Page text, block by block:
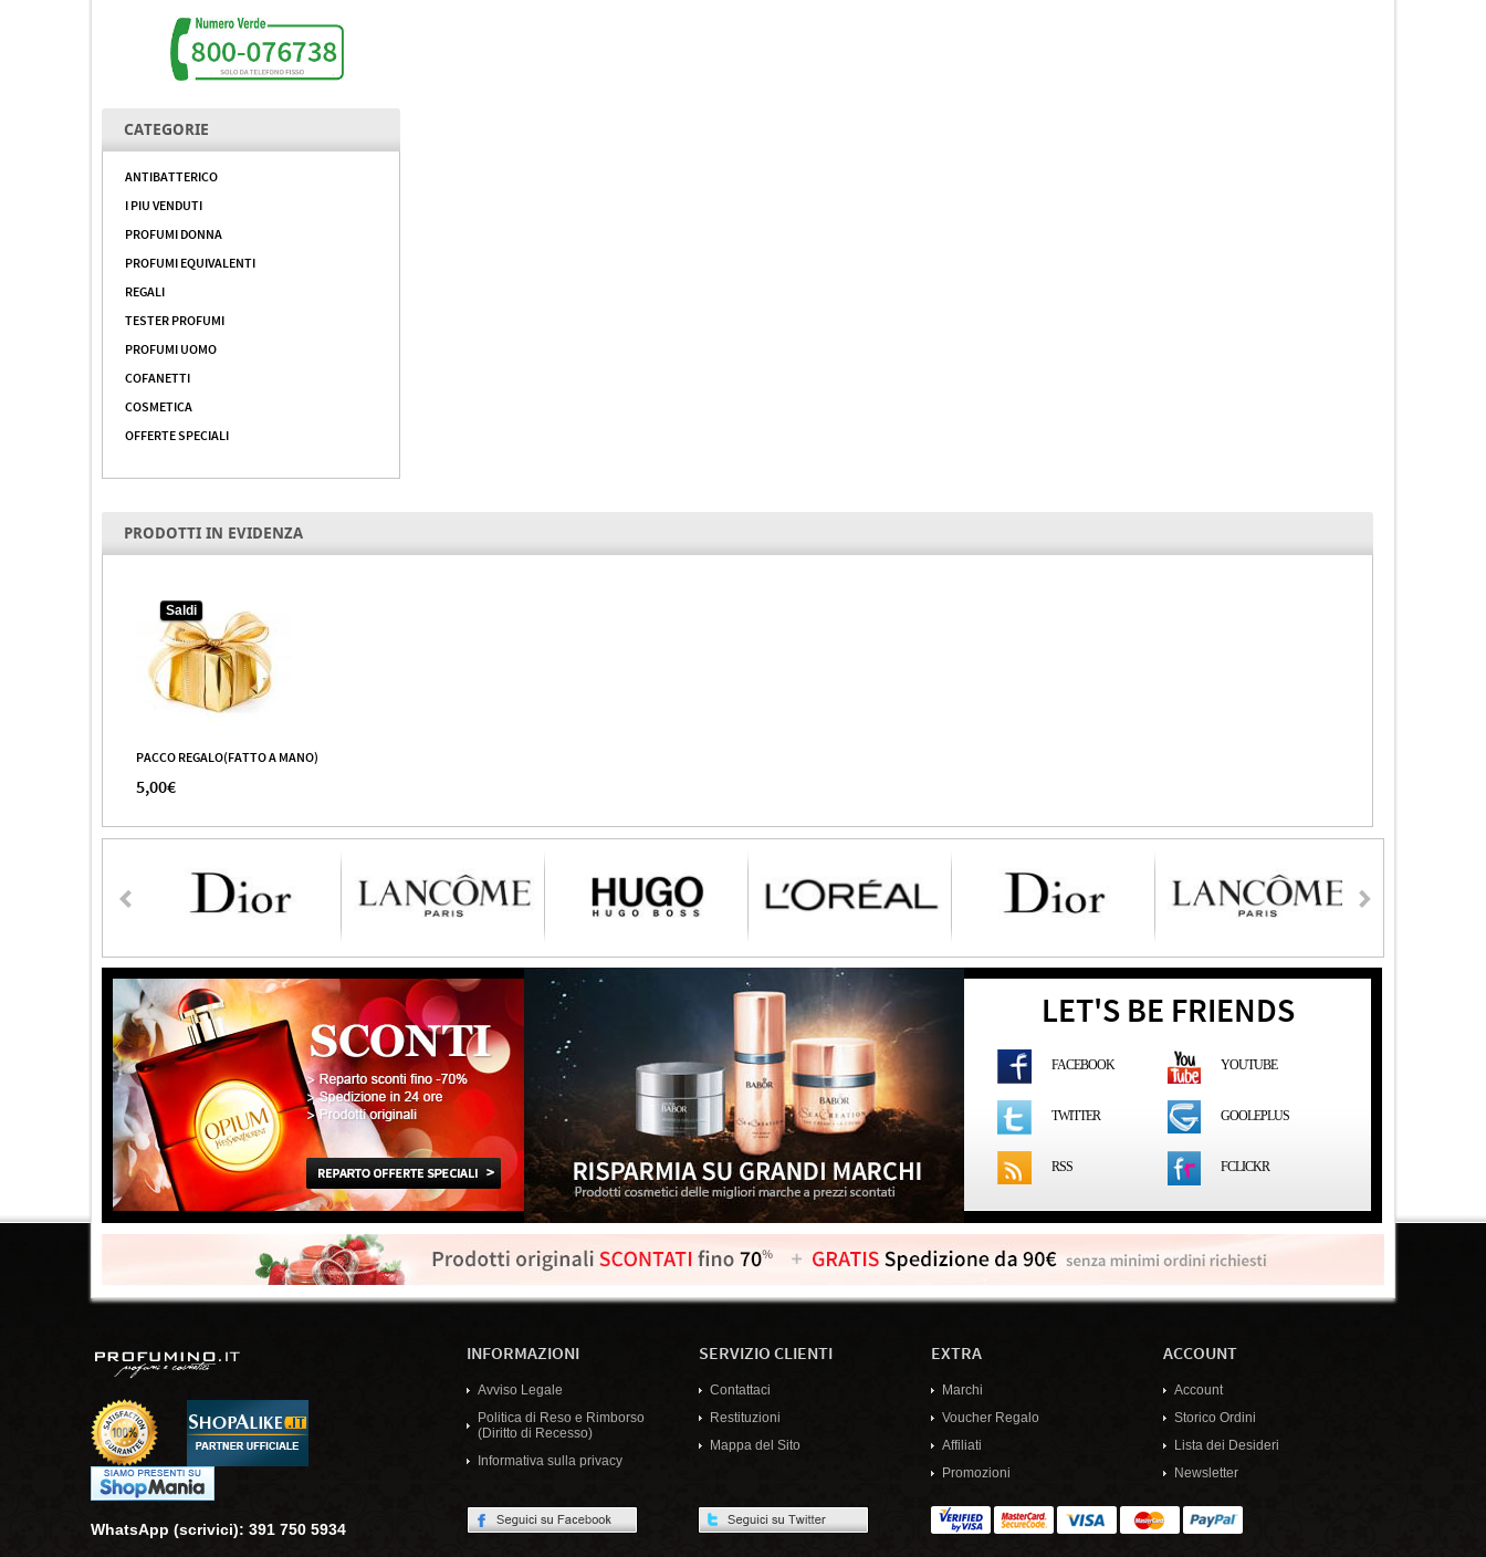
CATEGORIE
ANTIBATTERICO
I PIU VENDUTI
PROFUMI DONNA
PROFUMI EQUIVALENTI
REGALI
TESTER PROFUMI
PROFUMI UOMO
COFANETTI
COSMETICA
OFFERTE SPECIALI
PRODOTTI IN EVIDENZA
Saldi
PACCO REGALO(FATTO A MANO)
5,00€
LET'S BE FRIENDS
FACEBOOK YOUTUBE
TWITTER GOOLEPLUS
RSS FCLICKR
WhatsApp (scrivici): 391 750 5934
INFORMAZIONI
Avviso Legale
Politica di Reso e Rimborso
(Diritto di Recesso)
Informativa sulla privacy
SERVIZIO CLIENTI
Contattaci
Restituzioni
Mappa del Sito
EXTRA
Marchi
Voucher Regalo
Affiliati
Promozioni
ACCOUNT
Account
Storico Ordini
Lista dei Desideri
Newsletter